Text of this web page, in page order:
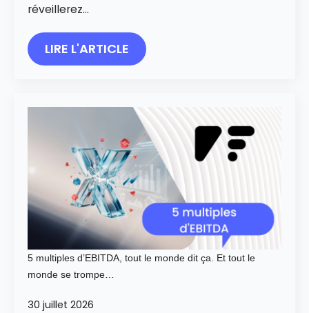
réveillerez…
LIRE L'ARTICLE
5 multiples d’EBITDA, tout le monde dit ça. Et tout le
monde se trompe…
30 juillet 2026